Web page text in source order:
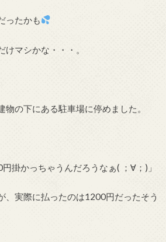
ったかも
マシかな・・・。
の下にある駐車場に停めました。
掛かっちゃうんだろうなぁ( ；∀；)」
、実際に払ったのは1200円だったそう